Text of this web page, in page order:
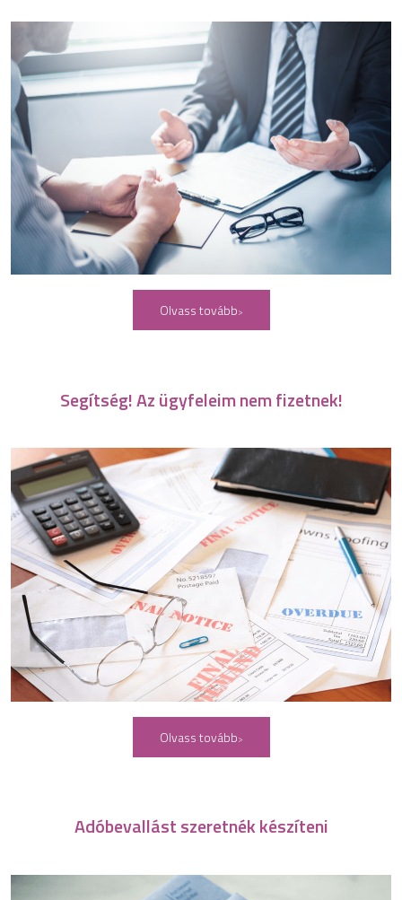
Olvass tovább
Segítség! Az ügyfeleim nem fizetnek!
Olvass tovább
Adóbevallást szeretnék készíteni